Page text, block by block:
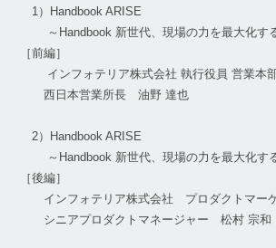
1）Handbook ARISE
～Handbook 新世代、現場の力を最大化す
［前編］
インフォテリア株式会社 執行役員 営業本
西日本営業所長 油野 達也
2）Handbook ARISE
～Handbook 新世代、現場の力を最大化す
［後編］
インフォテリア株式会社 プロダクトマー
シニアプロダクトマネージャー 松村 宗和